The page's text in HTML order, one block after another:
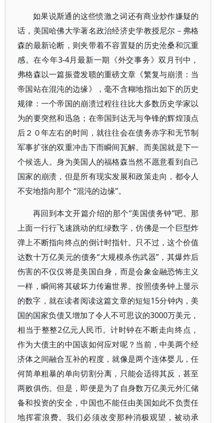
如果说斯通的这些愤激之词还有商业炒作嫌疑的
话，美国哈佛大学著名政治经济史学教授尼尔－弗格
森的最新论断，则夹带着不容置疑的历史沧桑和沉重
感。在今年3-4月最新一期《外交事务》双月刊中，
弗格森以一篇振聋发聩的重磅文章《繁复与崩溃：当
帝国站在混沌的边缘》，毫不含糊地指出如下的历史
规律：一个帝国的崩溃过程往往比大多数历史学家以
为的要突然和迅急；在帝国到达无与争锋的辉煌顶点
后２０年左右的时间，就往往会在债务赤字和无节制
军事扩张的双重冲击下而瞬间瓦解。而美国就是下一
个候选人。身为美国人的福格森当然不愿意看到自己
国家的崩溃，但是所有现实发展和政策走向，都令人
不安地指向那个 “混沌的边缘”。
再回到本文开篇介绍的那个“美国债务钟”吧。那
上面一行行飞速跳动的红绿数字，仿佛是一个巨型炸
弹上不断指向终点的倒计时指针。只不过，这个价值
达数十万亿美元的债务“大规模杀伤武器”，其爆炸后
伤害的不仅仅将是美国自身，而是会象金融恐怖主义
一样，瞬间将其破坏力传遍世界。按照债务钟上显示
的数字，就在读者阅读这篇文章的短短15分钟内，美
国的国家负债又增加了令人不可思议的3000万美元，
相当于整整2亿元人民币。计时钟在不断走向终点，
作为大债主的中国该如何应对呢？当前，中美两个经
济体之间融合互补的程度，就像是两个连体婴儿，任
何简单粗暴的单向切割分离，只能会适得其反，甚至
两败俱伤。但是，即便是为了自身数万亿美元外汇储
备和投资的安全，中国也不能任由美国如此不负责任
地挥霍浪费。我们必须改变那种消极观望，被动承